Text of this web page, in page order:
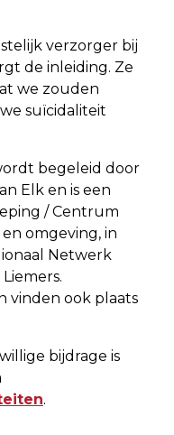
verzorger bij
de inleiding. Ze
we zouden
suïcidaliteit
begeleid door
Elk en is een
/ Centrum
omgeving, in
Netwerk
vinden ook plaats
bijdrage is
.